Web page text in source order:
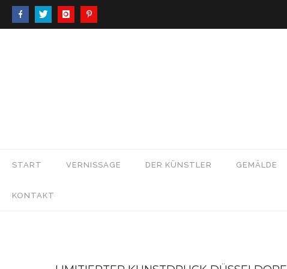
START VERNISSAGE DER KÜNSTLER GEMÄLDE
KONTAKT